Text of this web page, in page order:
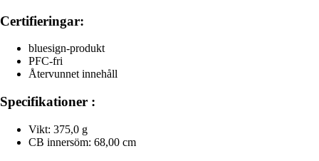
Certifieringar:
bluesign-produkt
PFC-fri
Återvunnet innehåll
Specifikationer :
Vikt: 375,0 g
CB innersöm: 68,00 cm